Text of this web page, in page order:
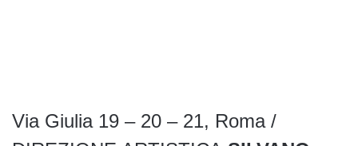
Via Giulia 19 – 20 – 21, Roma /